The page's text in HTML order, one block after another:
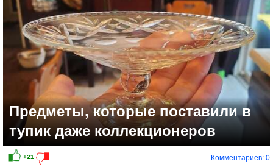
Предметы, которые поставили в
тупик даже коллекционеров
Комментариев: 0